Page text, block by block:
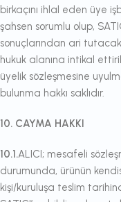
birkaçını ihlal eden üye
şahsen sorumlu olup,
sonuçlarından ari
hukuk alanına intikal
üyelik sözleşmesine
bulunma hakkı saklıdır.
10. CAYMA HAKKI
10.1.ALICI; mesafeli
durumunda, ürünün
kişi/kuruluşa teslim